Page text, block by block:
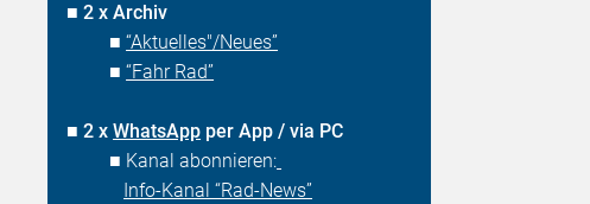
■2 x Archiv
■“Aktuelles"/Neues”
■“Fahr Rad”
■2 xWhatsApp per App / via PC
■ Kanal abonnieren:
Info-Kanal “Rad-News”